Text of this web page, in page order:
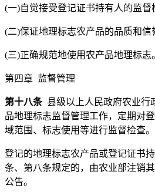
(一)自觉接受登记证书持有人的监督
(二)保证地理标志农产品的品质和信
(三)正确规范地使用农产品地理标志
第四章 监督管理
第十八条县级以上人民政府农业行
品地理标志监督管理工作，定期对
域范围、标志使用等进行监督检查。
登记的地理标志农产品或登记证书
条、第八条规定的，由农业部注销
公告。